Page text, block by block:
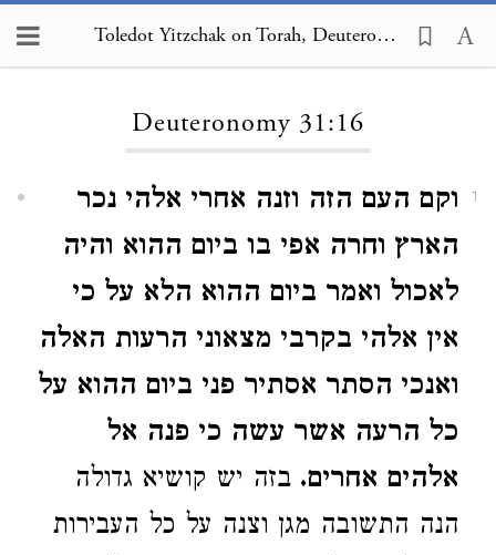
Toledot Yitzchak on Torah, Deuteronomy 31:16
Deuteronomy 31:16
1
וקם העם הזה וזנה אחרי אלהי נכר
הארץ וחרה אפי בו ביום ההוא והיה
לאכול ואמר ביום ההוא הלא על כי
אין אלהי בקרבי מצאוני הרעות האלה
ואנכי הסתר אסתיר פני ביום ההוא על
כל הרעה אשר עשה כי פנה אל
אלהים אחרים. בזה יש קושיא גדולה
הנה התשובה מגן וצנה על כל העבירות